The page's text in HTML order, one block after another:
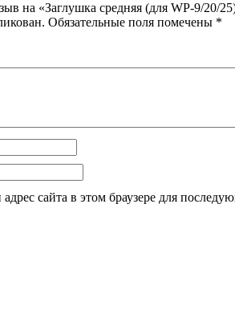
на «Заглушка средняя (для WP-9/20/
Обязательные поля помечены *
сайта в этом браузере для